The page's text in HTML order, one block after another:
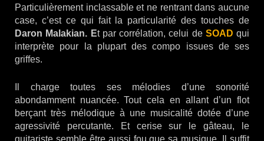
Particulièrement inclassable et ne rentrant dans aucune
case, c’est ce qui fait la particularité des touches de
Daron Malakian. Et par corrélation, celui de SOAD qui
interprète pour la plupart des compo issues de ses
griffes.
Il charge toutes ses mélodies d’une sonorité
abondamment nuancée. Tout cela en allant d’un flot
berçant très mélodique à une musicalité dotée d’une
agressivité percutante. Et cerise sur le gâteau, le
guitariste semble être aussi fou que sa musique. Il suffit